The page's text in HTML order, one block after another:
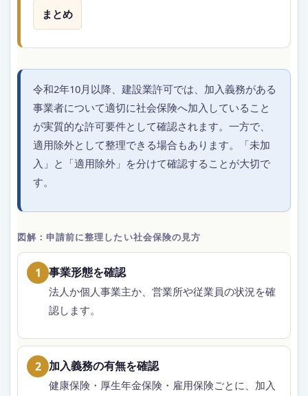
まとめ
令和2年10月以降、建設業許可では、加入義務がある
事業者について適切に社会保険へ加入していること
が実質的な許可要件として確認されます。一方で、
適用除外として整理できる場合もあります。「未加
入」と「適用除外」を分けて確認することが大切で
す。
図解：申請前に整理したい社会保険の見方
1 事業形態を確認
法人か個人事業主か、営業所や従業員の状況を確
認します。
2 加入義務の有無を確認
健康保険・厚生年金保険・雇用保険ごとに、加入